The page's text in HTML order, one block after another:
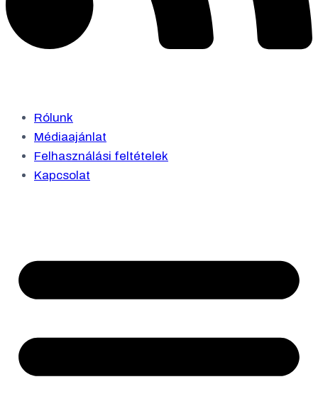
Rólunk
Médiaajánlat
Felhasználási feltételek
Kapcsolat